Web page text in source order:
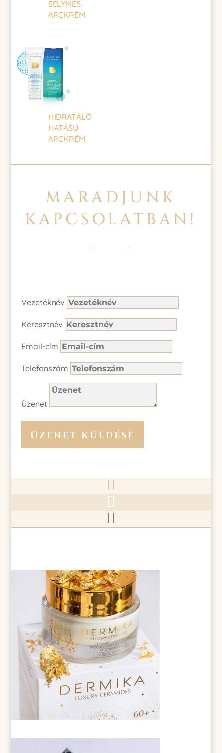
SELYMES
ARCKRÉM
HIDRATÁLÓ
HATÁSÚ
ARCKRÉM
MARADJUNK
KAPCSOLATBAN!
Vezetéknév
Keresztnév
Email-cím
Telefonszám
Üzenet
ÜZENET KÜLDÉSE


